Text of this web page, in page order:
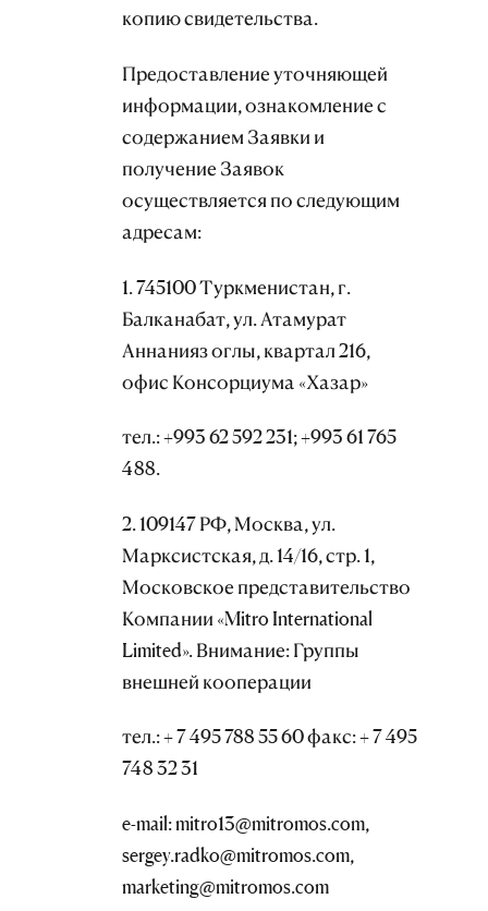
копию свидетельства.
Предоставление уточняющей
информации, ознакомление с
содержанием Заявки и
получение Заявок
осуществляется по следующим
адресам:
1. 745100 Туркменистан, г.
Балканабат, ул. Атамурат
Аннанияз оглы, квартал 216,
офис Консорциума «Хазар»
тел.: +993 62 592 231; +993 61 765
488.
2. 109147 РФ, Москва, ул.
Марксистская, д. 14/16, стр. 1,
Московское представительство
Компании «Mitro International
Limited». Внимание: Группы
внешней кооперации
тел.: + 7 495 788 55 60 факс: + 7 495
748 32 31
e-mail: mitro13@mitromos.com,
sergey.radko@mitromos.com,
marketing@mitromos.com